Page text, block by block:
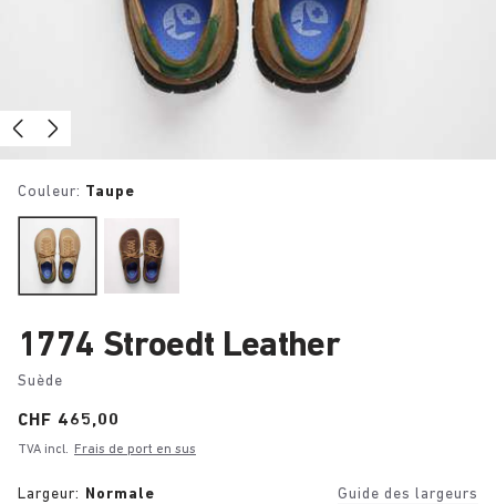
Couleur: Taupe
1774 Stroedt Leather
Suède
Price:
CHF 465,00
TVA incl. Frais de port en sus
Largeur: Normale Guide des largeurs